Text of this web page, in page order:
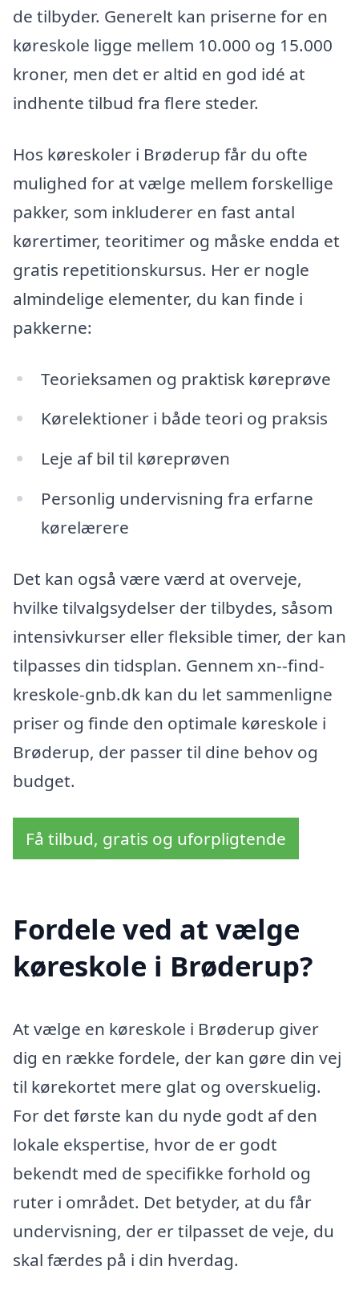
de tilbyder. Generelt kan priserne for en
køreskole ligge mellem 10.000 og 15.000
kroner, men det er altid en god idé at
indhente tilbud fra flere steder.
Hos køreskoler i Brøderup får du ofte
mulighed for at vælge mellem forskellige
pakker, som inkluderer en fast antal
kørertimer, teoritimer og måske endda et
gratis repetitionskursus. Her er nogle
almindelige elementer, du kan finde i
pakkerne:
Teorieksamen og praktisk køreprøve
Kørelektioner i både teori og praksis
Leje af bil til køreprøven
Personlig undervisning fra erfarne
kørelærere
Det kan også være værd at overveje,
hvilke tilvalgsydelser der tilbydes, såsom
intensivkurser eller fleksible timer, der kan
tilpasses din tidsplan. Gennem xn--find-
kreskole-gnb.dk kan du let sammenligne
priser og finde den optimale køreskole i
Brøderup, der passer til dine behov og
budget.
Få tilbud, gratis og uforpligtende
Fordele ved at vælge
køreskole i Brøderup?
At vælge en køreskole i Brøderup giver
dig en række fordele, der kan gøre din vej
til kørekortet mere glat og overskuelig.
For det første kan du nyde godt af den
lokale ekspertise, hvor de er godt
bekendt med de specifikke forhold og
ruter i området. Det betyder, at du får
undervisning, der er tilpasset de veje, du
skal færdes på i din hverdag.